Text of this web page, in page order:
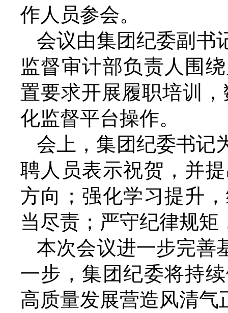
作人员参会。
会议由集团纪委副书
监督审计部负责人围
置要求开展履职培训
化监督平台操作。
会上，集团纪委书记
聘人员表示祝贺，并
方向；强化学习提升
当尽责；严守纪律规矩
本次会议进一步完善
一步，集团纪委将持
高质量发展营造风清气